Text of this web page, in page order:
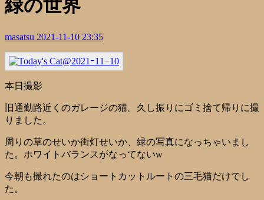
緑の世界
masatsu 2021-11-10 23:35
本日撮影
旧通勤路近くのガレージの猫。久し振りにゴミ捨て帰りに撮
りました。
周りの草のせいか街灯せいか、緑の写真になっちゃいまし
た。ホワイトバランスがなってないw
今朝も撮れたのはショートカットルートの三毛猫だけでし
た。